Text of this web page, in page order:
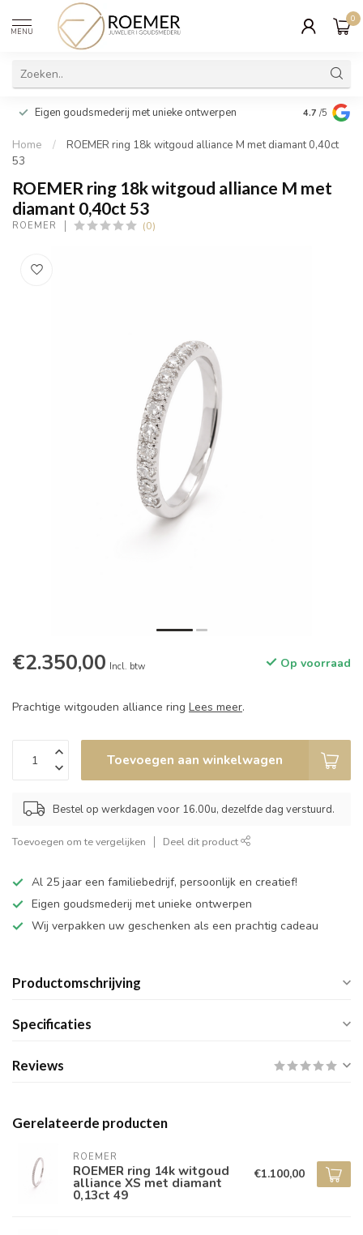
MENU
0
Eigen goudsmederij met unieke ontwerpen Wij
cadeau
4.7 /5
Home /
ROEMER ring 18k witgoud alliance M met diamant 0,40ct
53
ROEMER ring 18k witgoud alliance M met
diamant 0,40ct 53
ROEMER (0)
€2.350,00 Incl. btw Op voorraad
Prachtige witgouden alliance ring Lees meer.
Toevoegen aan winkelwagen
Bestel op werkdagen voor 16.00u, dezelfde dag verstuurd.
Toevoegen om te vergelijken Deel dit product
Al 25 jaar een familiebedrijf, persoonlijk en creatief!
Eigen goudsmederij met unieke ontwerpen
Wij verpakken uw geschenken als een prachtig cadeau
Productomschrijving
Specificaties
Reviews
Gerelateerde producten
ROEMER
ROEMER ring 14k witgoud
alliance XS met diamant
0,13ct 49
€1.100,00